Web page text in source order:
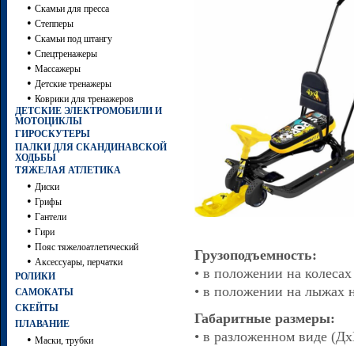
• Скамьи для пресса
• Степперы
• Скамьи под штангу
• Спецтренажеры
• Массажеры
• Детские тренажеры
• Коврики для тренажеров
ДЕТСКИЕ ЭЛЕКТРОМОБИЛИ И
МОТОЦИКЛЫ
ГИРОСКУТЕРЫ
ПАЛКИ ДЛЯ СКАНДИНАВСКОЙ
ХОДЬБЫ
ТЯЖЕЛАЯ АТЛЕТИКА
• Диски
• Грифы
• Гантели
• Гири
• Пояс тяжелоатлетический
• Аксессуары, перчатки
РОЛИКИ
САМОКАТЫ
СКЕЙТЫ
ПЛАВАНИЕ
• Маски, трубки
Грузоподъемность:
• в положении на
• в положении на лыжах
Габаритные размеры:
• в разложенном виде